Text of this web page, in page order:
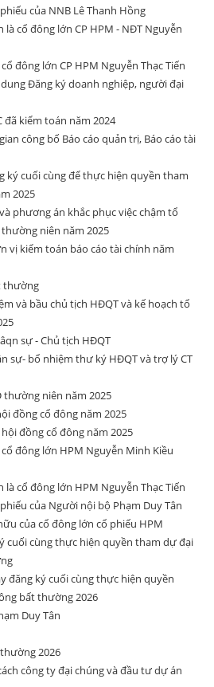
của NNB Lê Thanh Hồng
là cổ đông lớn CP HPM - NĐT Nguyễn
đông lớn CP HPM Nguyễn Thạc Tiến
Đăng ký doanh nghiệp, người đại
đã kiểm toán năm 2024
công bố Báo cáo quản trị, Báo cáo tài
ký cuối cùng để thực hiện quyền tham
2025
phương án khắc phục việc chậm tổ
niên năm 2025
vị kiểm toán báo cáo tài chính năm
thường
và bầu chủ tịch HĐQT và kế hoạch tổ
sự - Chủ tịch HĐQT
sự- bổ nhiệm thư ký HĐQT và trợ lý CT
thường niên năm 2025
đồng cổ đông năm 2025
đồng cổ đông năm 2025
đông lớn HPM Nguyễn Minh Kiều
là cổ đông lớn HPM Nguyễn Thạc Tiến
của Người nội bộ Phạm Duy Tân
của cổ đông lớn cổ phiếu HPM
cuối cùng thực hiện quyền tham dự đại
đăng ký cuối cùng thực hiện quyền
bất thường 2026
Duy Tân
2026
công ty đại chúng và đầu tư dự án